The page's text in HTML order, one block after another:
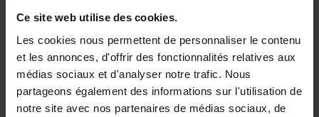
Ce site web utilise des cookies.
Les cookies nous permettent de personnaliser le contenu
et les annonces, d'offrir des fonctionnalités relatives aux
médias sociaux et d'analyser notre trafic. Nous
partageons également des informations sur l'utilisation de
notre site avec nos partenaires de médias sociaux, de
Description produit :
Nettoie, détartre et fait briller les cuvettes de toilettes. Sa texture en
gel assure une bonne adhérence sur les parois verticales, facilitant
ainsi le nettoyage. Compatible avec les fosses septiques.